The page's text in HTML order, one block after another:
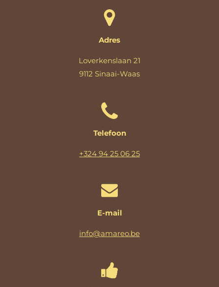
Adres
Loverkenslaan 21
9112 Sinaai-Waas
Telefoon
+324 94 25 06 25
E-mail
info@amareo.be